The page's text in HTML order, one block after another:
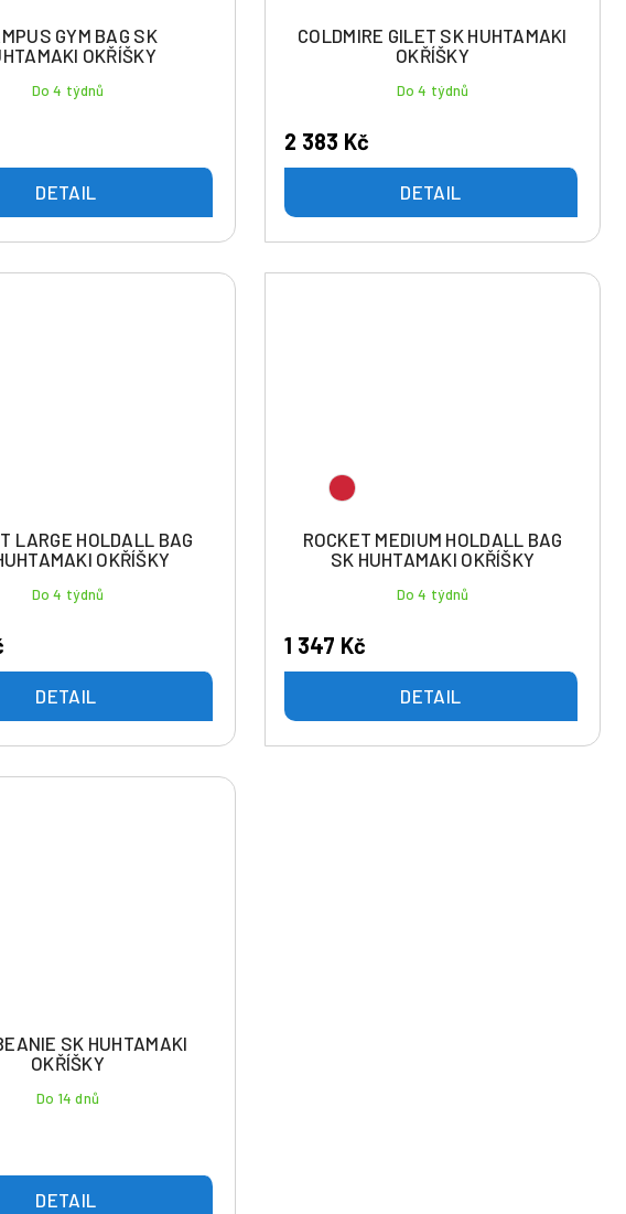
GYM BAG SK
OKŘÍŠKY
Do 4 týdnů
DETAIL
COLDMIRE GILET SK HUHTAMAKI
OKŘÍŠKY
Do 4 týdnů
2 383 Kč
DETAIL
LARGE HOLDALL BAG
OKŘÍŠKY
Do 4 týdnů
DETAIL
ROCKET MEDIUM HOLDALL BAG
SK HUHTAMAKI OKŘÍŠKY
Do 4 týdnů
1 347 Kč
DETAIL
SK HUHTAMAKI
OKŘÍŠKY
Do 14 dnů
DETAIL